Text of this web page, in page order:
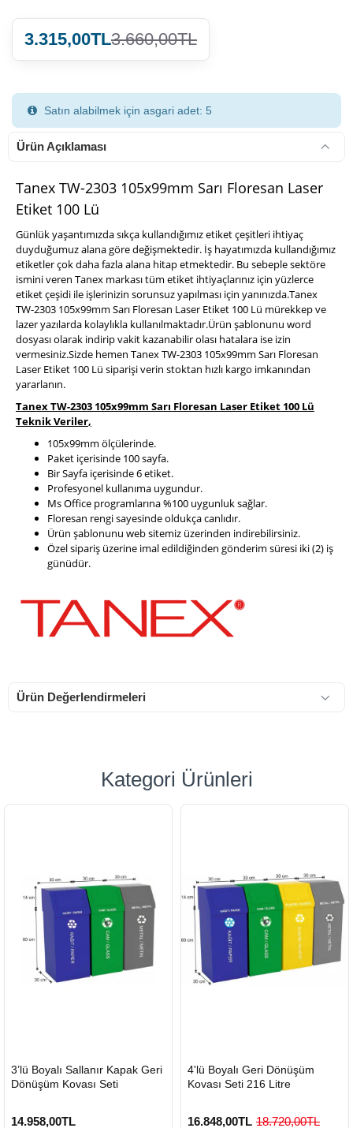
900 TL Üzeri Kargo Ücretsiz
3.315,00TL3.660,00TL
Satın alabilmek için asgari adet: 5
Ürün Açıklaması
Tanex TW-2303 105x99mm Sarı Floresan Laser
Etiket 100 Lü
Günlük yaşantımızda sıkça kullandığımız etiket çeşitleri ihtiyaç
duyduğumuz alana göre değişmektedir. İş hayatımızda kullandığımız
etiketler çok daha fazla alana hitap etmektedir. Bu sebeple sektöre
ismini veren Tanex markası tüm etiket ihtiyaçlarınız için yüzlerce
etiket çeşidi ile işlerinizin sorunsuz yapılması için yanınızda.Tanex
TW-2303 105x99mm Sarı Floresan Laser Etiket 100 Lü mürekkep ve
lazer yazılarda kolaylıkla kullanılmaktadır.Ürün şablonunu word
dosyası olarak indirip vakit kazanabilir olası hatalara ise izin
vermesiniz.Sizde hemen Tanex TW-2303 105x99mm Sarı Floresan
Laser Etiket 100 Lü siparişi verin stoktan hızlı kargo imkanından
yararlanın.
Tanex TW-2303 105x99mm Sarı Floresan Laser Etiket 100 Lü
Teknik Veriler,
105x99mm ölçülerinde.
Paket içerisinde 100 sayfa.
Bir Sayfa içerisinde 6 etiket.
Profesyonel kullanıma uygundur.
Ms Office programlarına %100 uygunluk sağlar.
Floresan rengi sayesinde oldukça canlıdır.
Ürün şablonunu web sitemiz üzerinden indirebilirsiniz.
Özel sipariş üzerine imal edildiğinden gönderim süresi iki (2) iş
günüdür.
Ürün Değerlendirmeleri
Kategori Ürünleri
HIZLI
GÖNDERİ
3’lü Boyalı Sallanır Kapak Geri
Dönüşüm Kovası Seti
14.958,00TL
HIZLI
GÖNDERİ
4'lü Boyalı Geri Dönüşüm
Kovası Seti 216 Litre
16.848,00TL 18.720,00TL